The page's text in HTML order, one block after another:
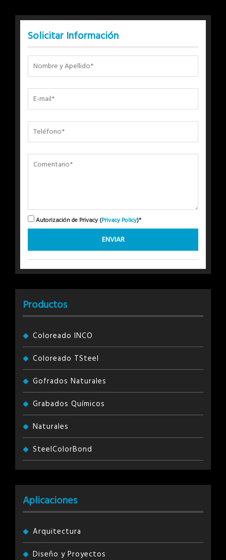
Solicitar Información
Autorización de Privacy (Privacy Policy)*
Productos
Coloreado INCO
Coloreado TSteel
Gofrados Naturales
Grabados Químicos
Naturales
SteelColorBond
Aplicaciones
Arquitectura
Diseño y Proyectos